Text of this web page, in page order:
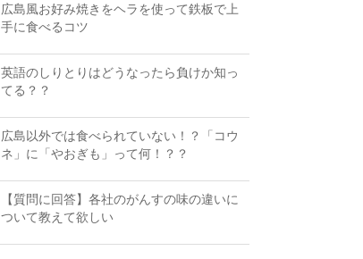
広島風お好み焼きをヘラを使って鉄板で上
手に食べるコツ
英語のしりとりはどうなったら負けか知っ
てる？？
広島以外では食べられていない！？「コウ
ネ」に「やおぎも」って何！？？
【質問に回答】各社のがんすの味の違いに
ついて教えて欲しい